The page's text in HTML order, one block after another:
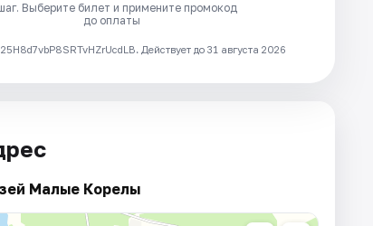
Выберите билет и примените промокод
до оплаты
Действует до 31 августа 2026
Малые Корелы